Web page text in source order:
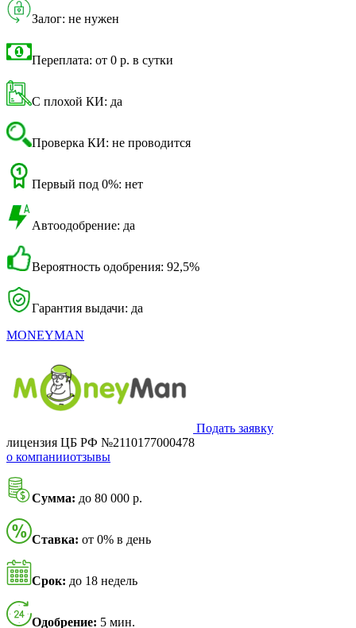
Залог: не нужен
Переплата: от 0 р. в сутки
С плохой КИ: да
Проверка КИ: не проводится
Первый под 0%: нет
Автоодобрение: да
Вероятность одобрения: 92,5%
Гарантия выдачи: да
MONEYMAN
Подать заявку
лицензия ЦБ РФ №2110177000478
о компанииотзывы
Сумма: до 80 000 р.
Ставка: от 0% в день
Срок: до 18 недель
Одобрение: 5 мин.